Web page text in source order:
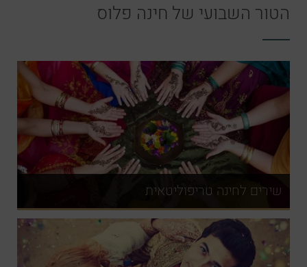
הטור השבועי של חינה פלוס
שירים לחינה טריפוליטאית